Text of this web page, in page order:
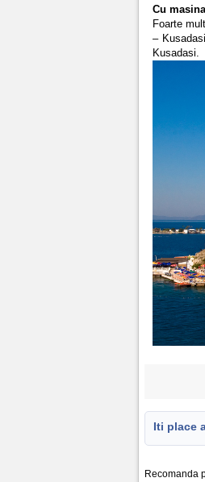
Cu masina
Foarte
–
Kusadasi.
Iti place
Recomanda